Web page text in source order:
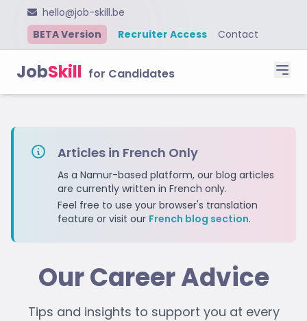
hello@job-skill.be
BETA Version
Recruiter Access Contact
JobSkill for Candidates
Articles in French Only
As a Namur-based platform, our blog articles
are currently written in French only.
Feel free to use your browser's translation
feature or visit our French blog section.
Our Career Advice
Tips and insights to support you at every